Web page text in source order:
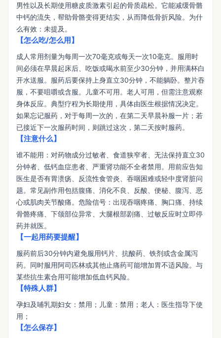
男性以及长期使用糖皮质激素引起的骨质疏松。它能减缓骨骼
中钙的流失，帮助骨骼变得更结实，从而降低骨折风险。为什
么有效：未提及。
【怎么吃/怎么用】
成人常用剂量为每周一次70毫克或每天一次10毫克。服用时
间必须在早晨起床后、吃饭或喝水前至少30分钟，并用满杯白
开水送服。服药后要保持上身直立30分钟，不能躺卧。整片吞
服，不要咀嚼或含服。儿童不可用。老人可用，但需注意观察
身体反应。典型疗程为长期使用，具体由医生根据情况决定。
如果忘记服药，对于每周一次的，在第二天早晨补服一片；若
已接近下一次服药时间，则跳过这次，第二天按时服药。
【注意什么】
谁不能用：对药物成分过敏者、食道狭窄者、无法保持直立30
分钟者、低钙血症患者、严重肾功能不全者禁用。用前应告知
医生是否有胃溃疡、反流性食管炎、吞咽困难或轻中度肾脏问
题。常见副作用包括腹痛、消化不良、反酸、便秘、腹泻、恶
心或肌肉关节酸痛。危险信号：出现吞咽疼痛、胸口痛、持续
骨骼疼痛、下颌部位异常、大腿根部剧痛、过敏反应时立即停
药并就医。
【一起用药要提醒】
服药前后30分钟内避免服用钙片、抗酸药、铁剂或含金属泻
药。同时服用阿司匹林或其他止痛药可能增加胃不适风险。与
某些抗生素合用可能增加低血钙风险。
【特殊人群】
孕妇及哺乳期妇女：禁用；儿童：禁用；老人：医生指导下使
用；
【怎么保存】